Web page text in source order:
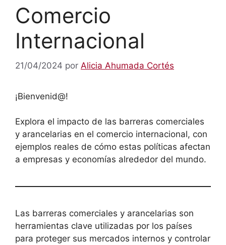
Comercio
Internacional
21/04/2024 por Alicia Ahumada Cortés
¡Bienvenid@!
Explora el impacto de las barreras comerciales
y arancelarias en el comercio internacional, con
ejemplos reales de cómo estas políticas afectan
a empresas y economías alrededor del mundo.
Las barreras comerciales y arancelarias son
herramientas clave utilizadas por los países
para proteger sus mercados internos y controlar